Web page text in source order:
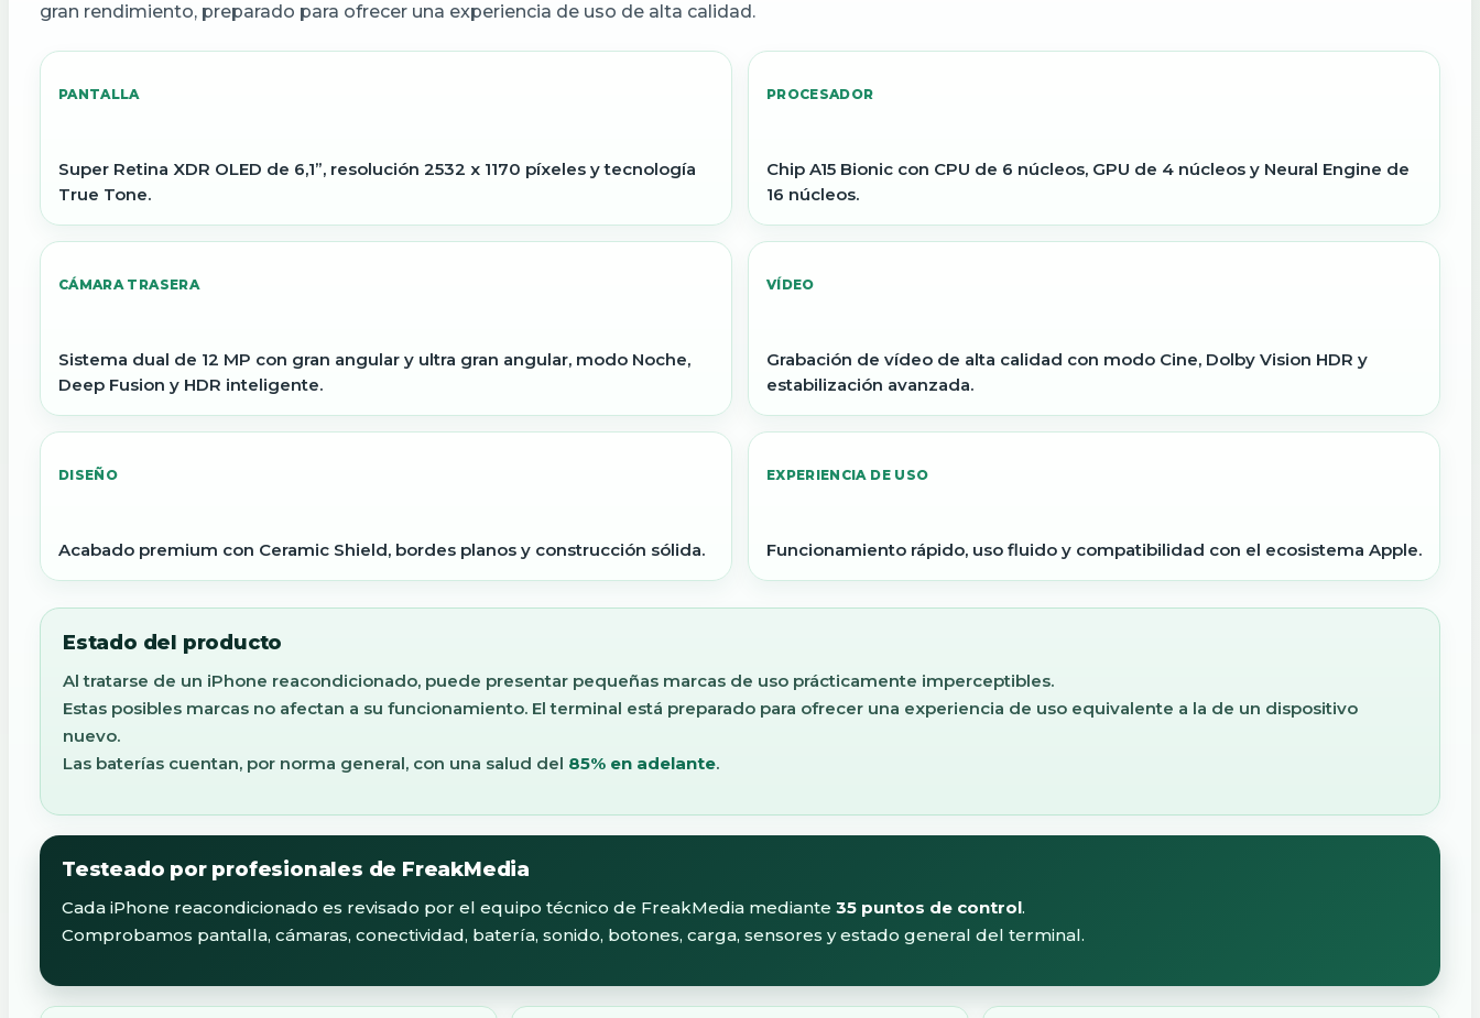
gran rendimiento, preparado para ofrecer una experiencia de uso de alta calidad.
PANTALLA
Super Retina XDR OLED de 6,1”, resolución 2532 x 1170 píxeles y tecnología
True Tone.
PROCESADOR
Chip A15 Bionic con CPU de 6 núcleos, GPU de 4 núcleos y Neural Engine de
16 núcleos.
CÁMARA TRASERA
Sistema dual de 12 MP con gran angular y ultra gran angular, modo Noche,
Deep Fusion y HDR inteligente.
VÍDEO
Grabación de vídeo de alta calidad con modo Cine, Dolby Vision HDR y
estabilización avanzada.
DISEÑO
Acabado premium con Ceramic Shield, bordes planos y construcción sólida.
EXPERIENCIA DE USO
Funcionamiento rápido, uso fluido y compatibilidad con el ecosistema Apple.
Estado del producto
Al tratarse de un iPhone reacondicionado, puede presentar pequeñas marcas de uso prácticamente imperceptibles.
Estas posibles marcas no afectan a su funcionamiento. El terminal está preparado para ofrecer una experiencia de uso equivalente a la de un dispositivo
nuevo.
Las baterías cuentan, por norma general, con una salud del 85% en adelante.
Testeado por profesionales de FreakMedia
Cada iPhone reacondicionado es revisado por el equipo técnico de FreakMedia mediante 35 puntos de control.
Comprobamos pantalla, cámaras, conectividad, batería, sonido, botones, carga, sensores y estado general del terminal.